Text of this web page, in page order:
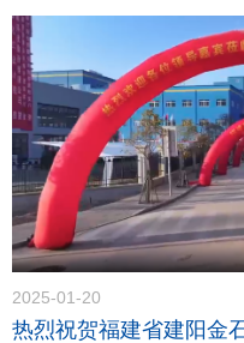
2025-01-20